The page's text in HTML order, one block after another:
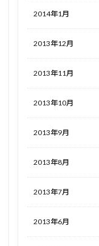
2014年1月
2013年12月
2013年11月
2013年10月
2013年9月
2013年8月
2013年7月
2013年6月